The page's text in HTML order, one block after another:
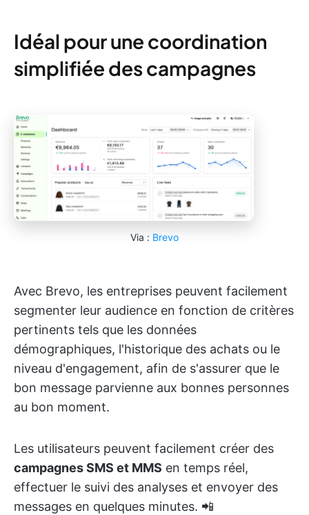
Idéal pour une coordination
simplifiée des campagnes
Via : Brevo
Avec Brevo, les entreprises peuvent facilement
segmenter leur audience en fonction de critères
pertinents tels que les données
démographiques, l'historique des achats ou le
niveau d'engagement, afin de s'assurer que le
bon message parvienne aux bonnes personnes
au bon moment.
Les utilisateurs peuvent facilement créer des
campagnes SMS et MMS en temps réel,
effectuer le suivi des analyses et envoyer des
messages en quelques minutes. 📲